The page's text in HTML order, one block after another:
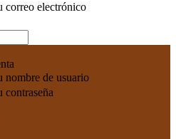
correo electrónico
nombre de usuario
contraseña